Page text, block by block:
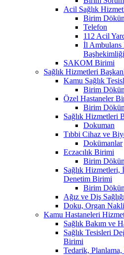
Acil Sağlık
Birim
Telefon
112 Acil
İl Ambulans
Başhekimliği
SAKOM Birimi
Sağlık Hizmetleri
Kamu Sağlık
Birim
Özel Hastaneler
Birim
Sağlık Hizmetleri
Dokuman
Tıbbi Cihaz ve
Dokümanlar
Eczacılık Birimi
Birim
Sağlık Hizmetleri,
Denetim Birimi
Birim
Ağız ve Diş
Doku, Organ
Kamu Hastaneleri
Sağlık Bakım ve
Sağlık Tesisleri
Birimi
Tedarik,